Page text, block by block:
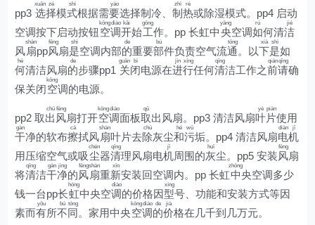
pp3 选
xuǎn
择
zé
模式
shì
根据需要
yào
选择制冷、制
zhì
热
rè
或除湿模式。pp4 启动
空调按下启动按钮 空
kōng
调
diào
开
kāi
始工
gōng
作。pp 长虹中央
yāng
空调如
rú
何清洁
jié
风扇
shàn
pp风
fēng
扇是
shì
空调内部的
de
重要部
bù
件负责空气流通
tōng
。以下
xià
是
shì
如
何
hé
清洁风扇的
de
步骤pp1 关
guān
闭
bì
电源在进
jìn
行
xíng
任何清
qīng
洁工作之前
qián
请
qǐng
确
保关闭空
kōng
调的电源。
pp2 取出
chū
风
fēng
扇打开空
kōng
调
diào
面板取
qǔ
出风扇。pp3 清洁风扇叶
yè
片
piàn
使用
干
gàn
净的软布擦
cā
拭风扇
shàn
叶片去除
chú
灰尘和
hé
污
wū
垢。pp4 清洁风扇电
diàn
机
jī
用压缩空气或吸尘
chén
器清
qīng
理风扇电机
jī
周围的灰
huī
尘。pp5 安装风
fēng
扇
将清
qīng
洁干
gàn
净
jìng
的风
fēng
扇
shàn
重新
xīn
安装回空调内。pp 长虹中
zhōng
央空调多少
钱一台pp长虹
hóng
中央空调
diào
的价格因型
xíng
号、功能和安装方式等因
素而有
yǒu
所不
bù
同
tóng
。家用中央空
kōng
调
diào
的
de
价
jià
格在几千到几万元。